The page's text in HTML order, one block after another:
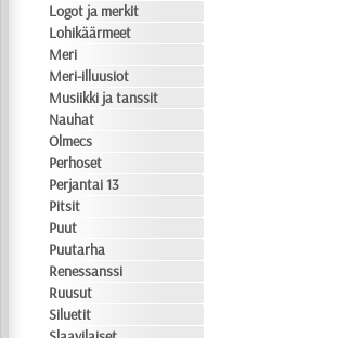
Logot ja merkit
Lohikäärmeet
Meri
Meri-illuusiot
Musiikki ja tanssit
Nauhat
Olmecs
Perhoset
Perjantai 13
Pitsit
Puut
Puutarha
Renessanssi
Ruusut
Siluetit